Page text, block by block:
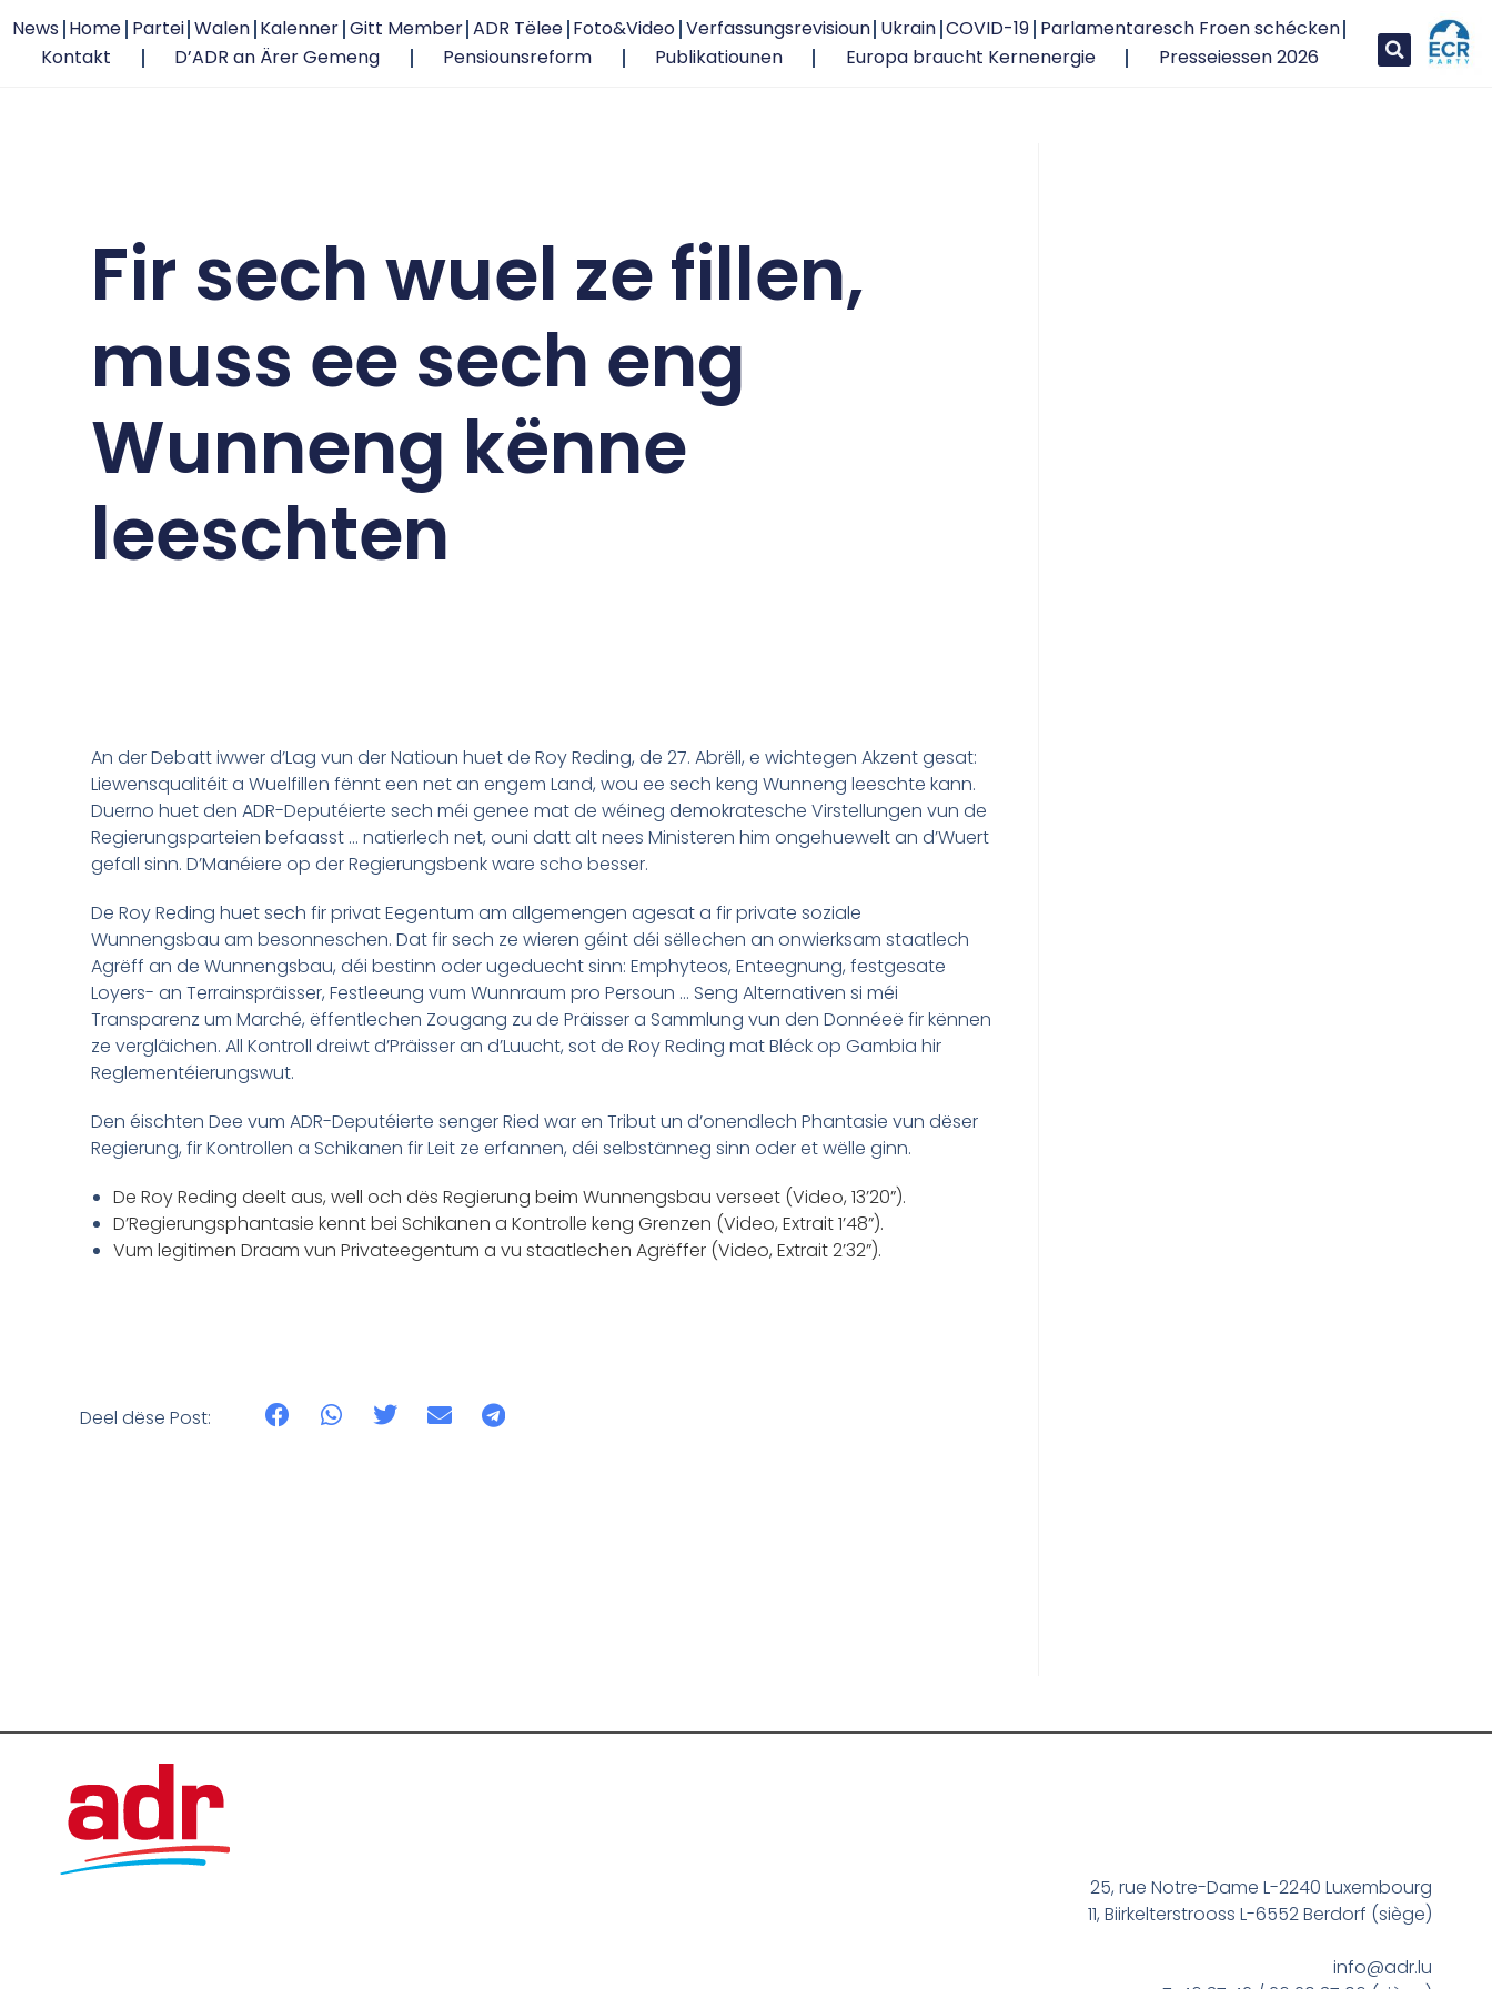
News Home Partei Walen Kalenner Gitt Member ADR Tëlee Foto&Video Verfassungsrevisioun Ukrain COVID-19 Parlamentaresch Froen schécken
Kontakt
D’ADR an Ärer Gemeng Pensiounsreform Publikatiounen Europa braucht Kernenergie Presseiessen 2026
Fir sech wuel ze fillen,
muss ee sech eng
Wunneng kënne
leeschten
An der Debatt iwwer d’Lag vun der Natioun huet de Roy Reding, de 27. Abrëll, e wichtegen Akzent gesat:
Liewensqualitéit a Wuelfillen fënnt een net an engem Land, wou ee sech keng Wunneng leeschte kann.
Duerno huet den ADR-Deputéierte sech méi genee mat de wéineg demokratesche Virstellungen vun de
Regierungsparteien befaasst … natierlech net, ouni datt alt nees Ministeren him ongehuewelt an d’Wuert
gefall sinn. D’Manéiere op der Regierungsbenk ware scho besser.
De Roy Reding huet sech fir privat Eegentum am allgemengen agesat a fir private soziale
Wunnengsbau am besonneschen. Dat fir sech ze wieren géint déi sëllechen an onwierksam staatlech
Agrëff an de Wunnengsbau, déi bestinn oder ugeduecht sinn: Emphyteos, Enteegnung, festgesate
Loyers- an Terrainspräisser, Festleeung vum Wunnraum pro Persoun … Seng Alternativen si méi
Transparenz um Marché, ëffentlechen Zougang zu de Präisser a Sammlung vun den Donnéeë fir kënnen
ze vergläichen. All Kontroll dreiwt d’Präisser an d’Luucht, sot de Roy Reding mat Bléck op Gambia hir
Reglementéierungswut.
Den éischten Dee vum ADR-Deputéierte senger Ried war en Tribut un d’onendlech Phantasie vun dëser
Regierung, fir Kontrollen a Schikanen fir Leit ze erfannen, déi selbstänneg sinn oder et wëlle ginn.
De Roy Reding deelt aus, well och dës Regierung beim Wunnengsbau verseet (Video, 13’20”).
D’Regierungsphantasie kennt bei Schikanen a Kontrolle keng Grenzen (Video, Extrait 1’48”).
Vum legitimen Draam vun Privateegentum a vu staatlechen Agrëffer (Video, Extrait 2’32”).
Deel dëse Post:
25, rue Notre-Dame L-2240 Luxembourg
11, Biirkelterstrooss L-6552 Berdorf (siège)
info@adr.lu